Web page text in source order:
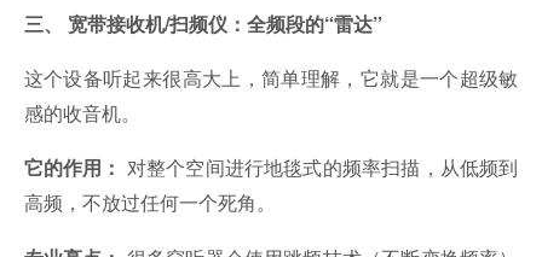
三、 宽带接收机/扫频仪：全频段的“雷达”
这个设备听起来很高大上，简单理解，它就是一个超级敏
感的收音机。
它的作用： 对整个空间进行地毯式的频率扫描，从低频到
高频，不放过任何一个死角。